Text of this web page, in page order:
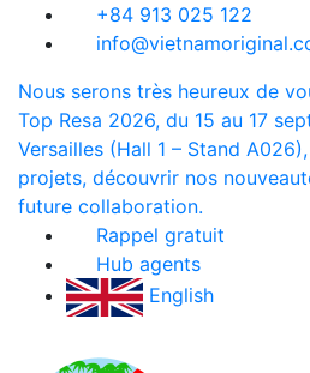
+84 913 025 122
Nous serons très heureux de
Top Resa 2026, du 15 au 17
Versailles (Hall 1 – Stand
projets, découvrir nos
future collaboration.
Rappel gratuit
Hub agents
English